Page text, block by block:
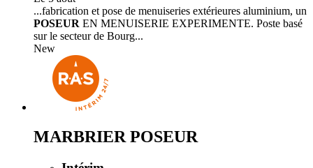
...fabrication et pose de menuiseries extérieures aluminium, un
POSEUR EN MENUISERIE EXPERIMENTE. Poste basé
sur le secteur de Bourg...
New
MARBRIER POSEUR